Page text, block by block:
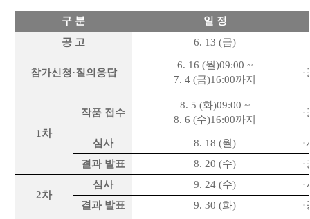
구 분
일 정
공 고
6. 13 (금)
참가신청·질의응답
6. 16 (월)09:00 ~
7. 4 (금)16:00까지
1 차
작품 접수
8. 5 (화)09:00 ~
8. 6 (수)16:00까지
심사 8. 18 (월)
결과 발표
8. 20 (수)
2차
심사 9. 24 (수)
결과 발표
9. 30 (화)